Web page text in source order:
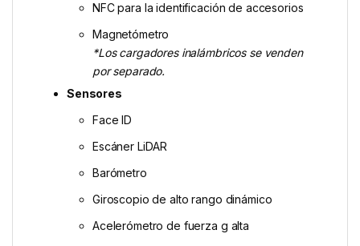
NFC para la identificación de accesorios
Magnetómetro
*Los cargadores inalámbricos se venden
por separado.
Sensores
Face ID
Escáner LiDAR
Barómetro
Giroscopio de alto rango dinámico
Acelerómetro de fuerza g alta